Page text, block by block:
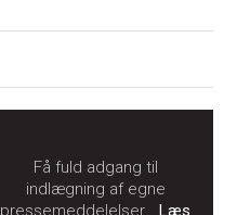
Få fuld adgang til
indlægning af egne
pressemeddelelser…Læs